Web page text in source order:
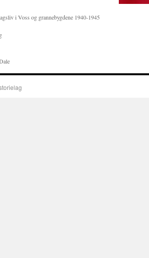
i Voss og grannebygdene 1940-1945